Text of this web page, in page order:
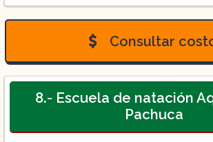
Consultar
8.- Escuela de natación
Pachuca